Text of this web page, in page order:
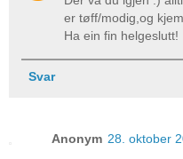
er tøff/modig,og
Ha ein fin helgeslutt!
Svar
Anonym 28. oktober